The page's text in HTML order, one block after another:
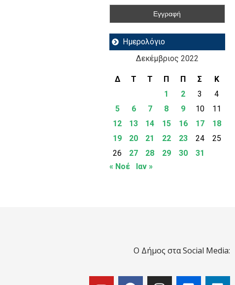
Ημερολόγιο
Δεκέμβριος 2022
Δ Τ Τ Π Π Σ
Κ
1
2 3
4
5
6 7 8 9 10
11
12
13 14 15 16 17
18
19
20 21 22 23 24
25
26
27 28 29 30
31
« Νοέ
Ιαν »
Ο Δήμος στα Social Media: